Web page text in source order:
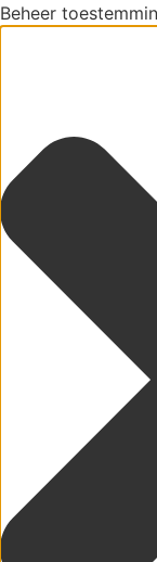
Beheer